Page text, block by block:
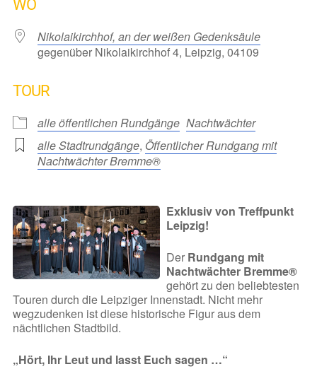
WO
Nikolaikirchhof, an der weißen Gedenksäule
gegenüber Nikolaikirchhof 4, Leipzig, 04109
TOUR
alle öffentlichen Rundgänge Nachtwächter
alle Stadtrundgänge, Öffentlicher Rundgang mit
Nachtwächter Bremme®
Exklusiv von Treffpunkt
Leipzig!
Der Rundgang mit
Nachtwächter Bremme®
gehört zu den beliebtesten
Touren durch die Leipziger Innenstadt. Nicht mehr
wegzudenken ist diese historische Figur aus dem
nächtlichen Stadtbild.
„Hört, Ihr Leut und lasst Euch sagen …“